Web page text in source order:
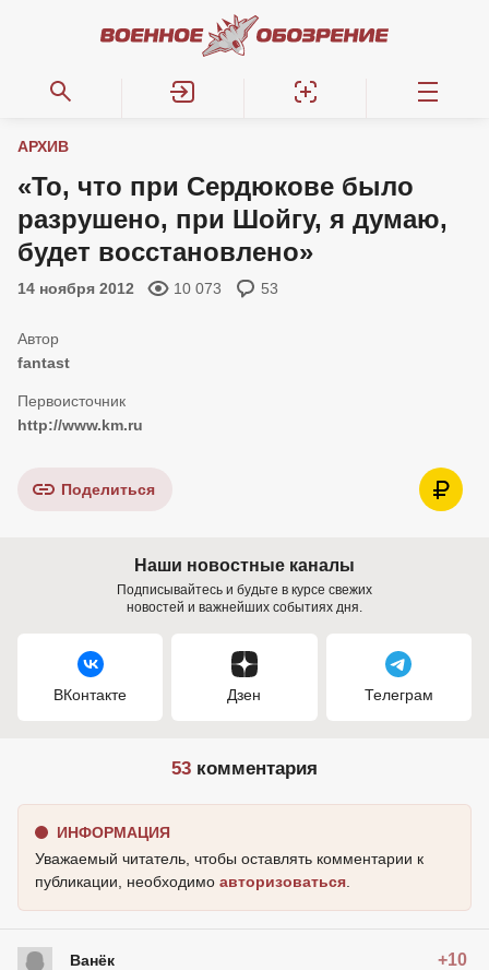
АРХИВ
«То, что при Сердюкове было
разрушено, при Шойгу, я думаю,
будет восстановлено»
14 ноября 2012 10 073 53
fantast
http://www.km.ru
Поделиться
Наши новостные каналы
Подписывайтесь и будьте в курсе свежих
новостей и важнейших событиях дня.
ВКонтакте Дзен Телеграм
53 комментария
ИНФОРМАЦИЯ
Уважаемый читатель, чтобы оставлять комментарии к
публикации, необходимо авторизоваться
Ванёк +10